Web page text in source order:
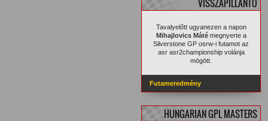
VISSZAPILLANTÓ
Tavalyelőtt ugyanezen a napon
Mihajlovics Mátémegnyerte a
Silverstone GP osrw-i futamot az
asr asr2championship volánja
mögött.
Futameredmény
HUNGARIAN GPL MASTERS